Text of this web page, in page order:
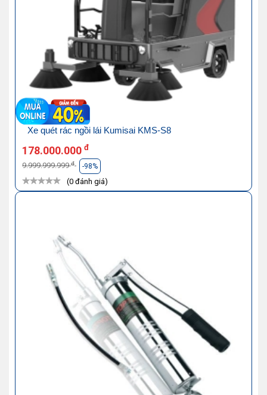
Xe quét rác ngồi lái Kumisai KMS-S8
178.000.000 đ
9.999.999.999đ -98%
(0 đánh giá)